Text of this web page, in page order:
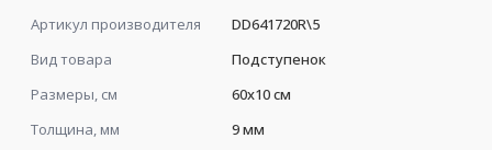
Артикул производителя
DD641720R\5
Вид товара
Подступенок
Размеры, см
60x10 см
Толщина, мм
9 мм